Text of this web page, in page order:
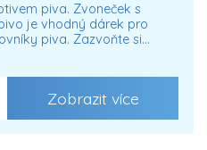
piva. Zvoneček s
je vhodný dárek pro
piva. Zazvoňte si…
Zobrazit více